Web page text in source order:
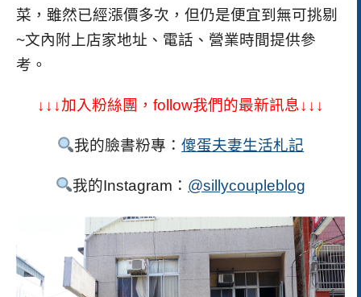
菜，雖然已經漲價多次，但仍是便宜到無可挑剔
~文內附上店家地址、電話、營業時間提供參
考。
↓↓↓加入粉絲團，follow我們的最新訊息↓↓↓
我的臉書粉專：傻蛋夫妻生活札記
我的Instagram： @sillycoupleblog